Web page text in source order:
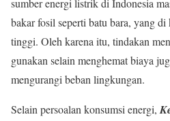
bakar fosil seperti batu bara, yang
tinggi. Oleh karena itu, tindakan
gunakan selain menghemat biaya
mengurangi beban lingkungan.
Selain persoalan konsumsi energi,